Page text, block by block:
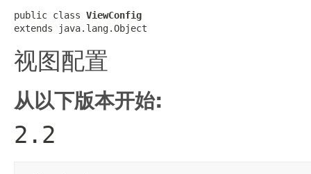
public class ViewConfig
extends java.lang.Object
视图配置
从以下版本开始:
2.2